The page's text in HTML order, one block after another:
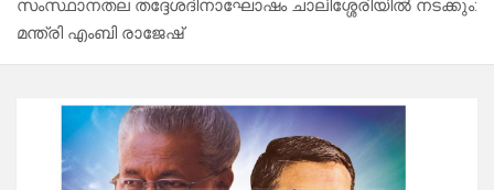
സംസ്ഥാനതല തദ്ദേശദിനാഘോഷം ചാലിശ്ശേരിയിൽ നടക്കും:
മന്ത്രി എംബി രാജേഷ്